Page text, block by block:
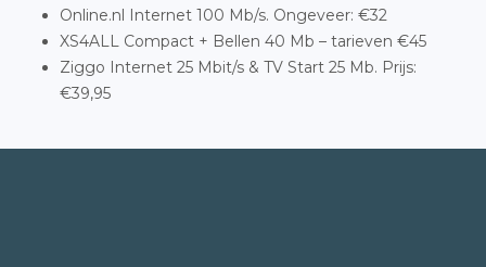
Online.nl Internet 100 Mb/s. Ongeveer: €32
XS4ALL Compact + Bellen 40 Mb – tarieven €45
Ziggo Internet 25 Mbit/s & TV Start 25 Mb. Prijs:
€39,95